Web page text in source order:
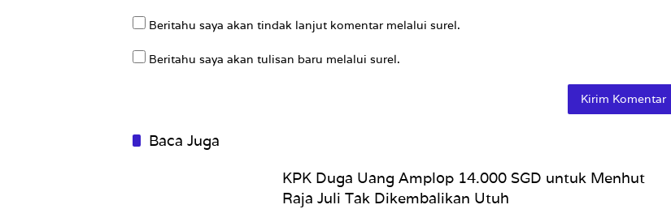
Beritahu saya akan tindak lanjut komentar melalui surel.
Beritahu saya akan tulisan baru melalui surel.
Baca Juga
KPK Duga Uang Amplop 14.000 SGD untuk Menhut
Raja Juli Tak Dikembalikan Utuh